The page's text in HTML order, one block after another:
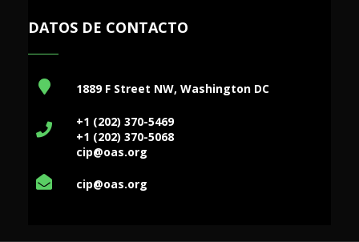
DATOS DE CONTACTO
1889 F Street NW, Washington DC
+1 (202) 370-5469
+1 (202) 370-5068
cip@oas.org
cip@oas.org